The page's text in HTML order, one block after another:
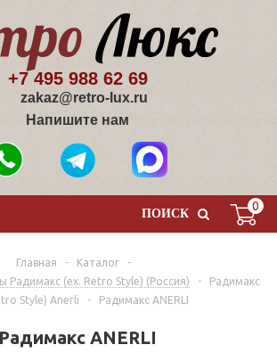
+7 495 988 62 69
zakaz@retro-lux.ru
Напишите нам
0
ПОИСК
Главная - Каталог
-
Радимакс (ex. Retro Style) (Россия)
-
Радимакс
Style) Anerli
- Радимакс ANERLI
Радимакс ANERLI